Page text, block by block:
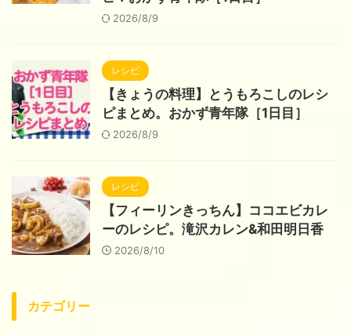
2026/8/9
レシピ
【きょうの料理】とうもろこしのレシ
ピまとめ。おかず青年隊［1日目］
2026/8/9
レシピ
【フィーリンきっちん】ココエビカレ
ーのレシピ。滝沢カレン&和田明日香
2026/8/10
カテゴリー